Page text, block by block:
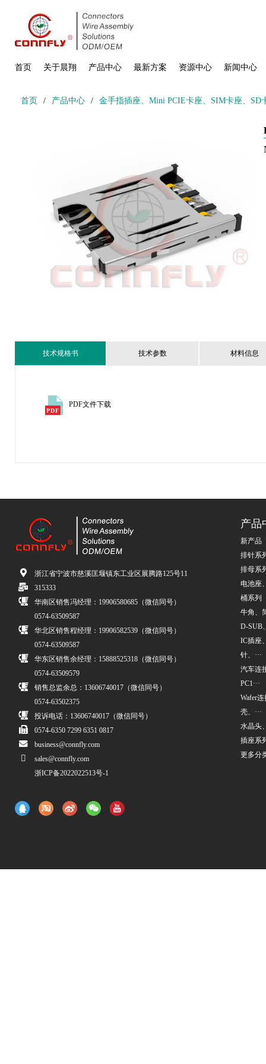
首页 关于晨翔 产品中心 最新方案 资源中心 新闻中心
首页 / 产品中心 / 金手指插座、Mini PCIE卡座、SIM卡座、SD
技术规格书 技术参数 材料信息
PDF文件下载
浙江省宁波市慈溪匡堰镇东工业区展腾路125号11
315333
华南区销售冯经理：19906580685（微信同号）
0574-63509587
华北区销售程经理：19906582539（微信同号）
0574-63509587
华东区销售余经理：15888525318（微信同号）
0574-63509579
销售总监余总：13606740017（微信同号）
0574-63502375
投诉电话：13606740017（微信同号）
0574-6350 7299 6351 0817
business@connfly.com
sales@connfly.com
浙ICP备2022022513号-1
产品
新产品
排针系
排母系
电池座
桶系列
牛角、
D-SUB
IC插座
针、···
汽车连
PC1···
Wafer
壳、···
水晶头
插座系
更多分